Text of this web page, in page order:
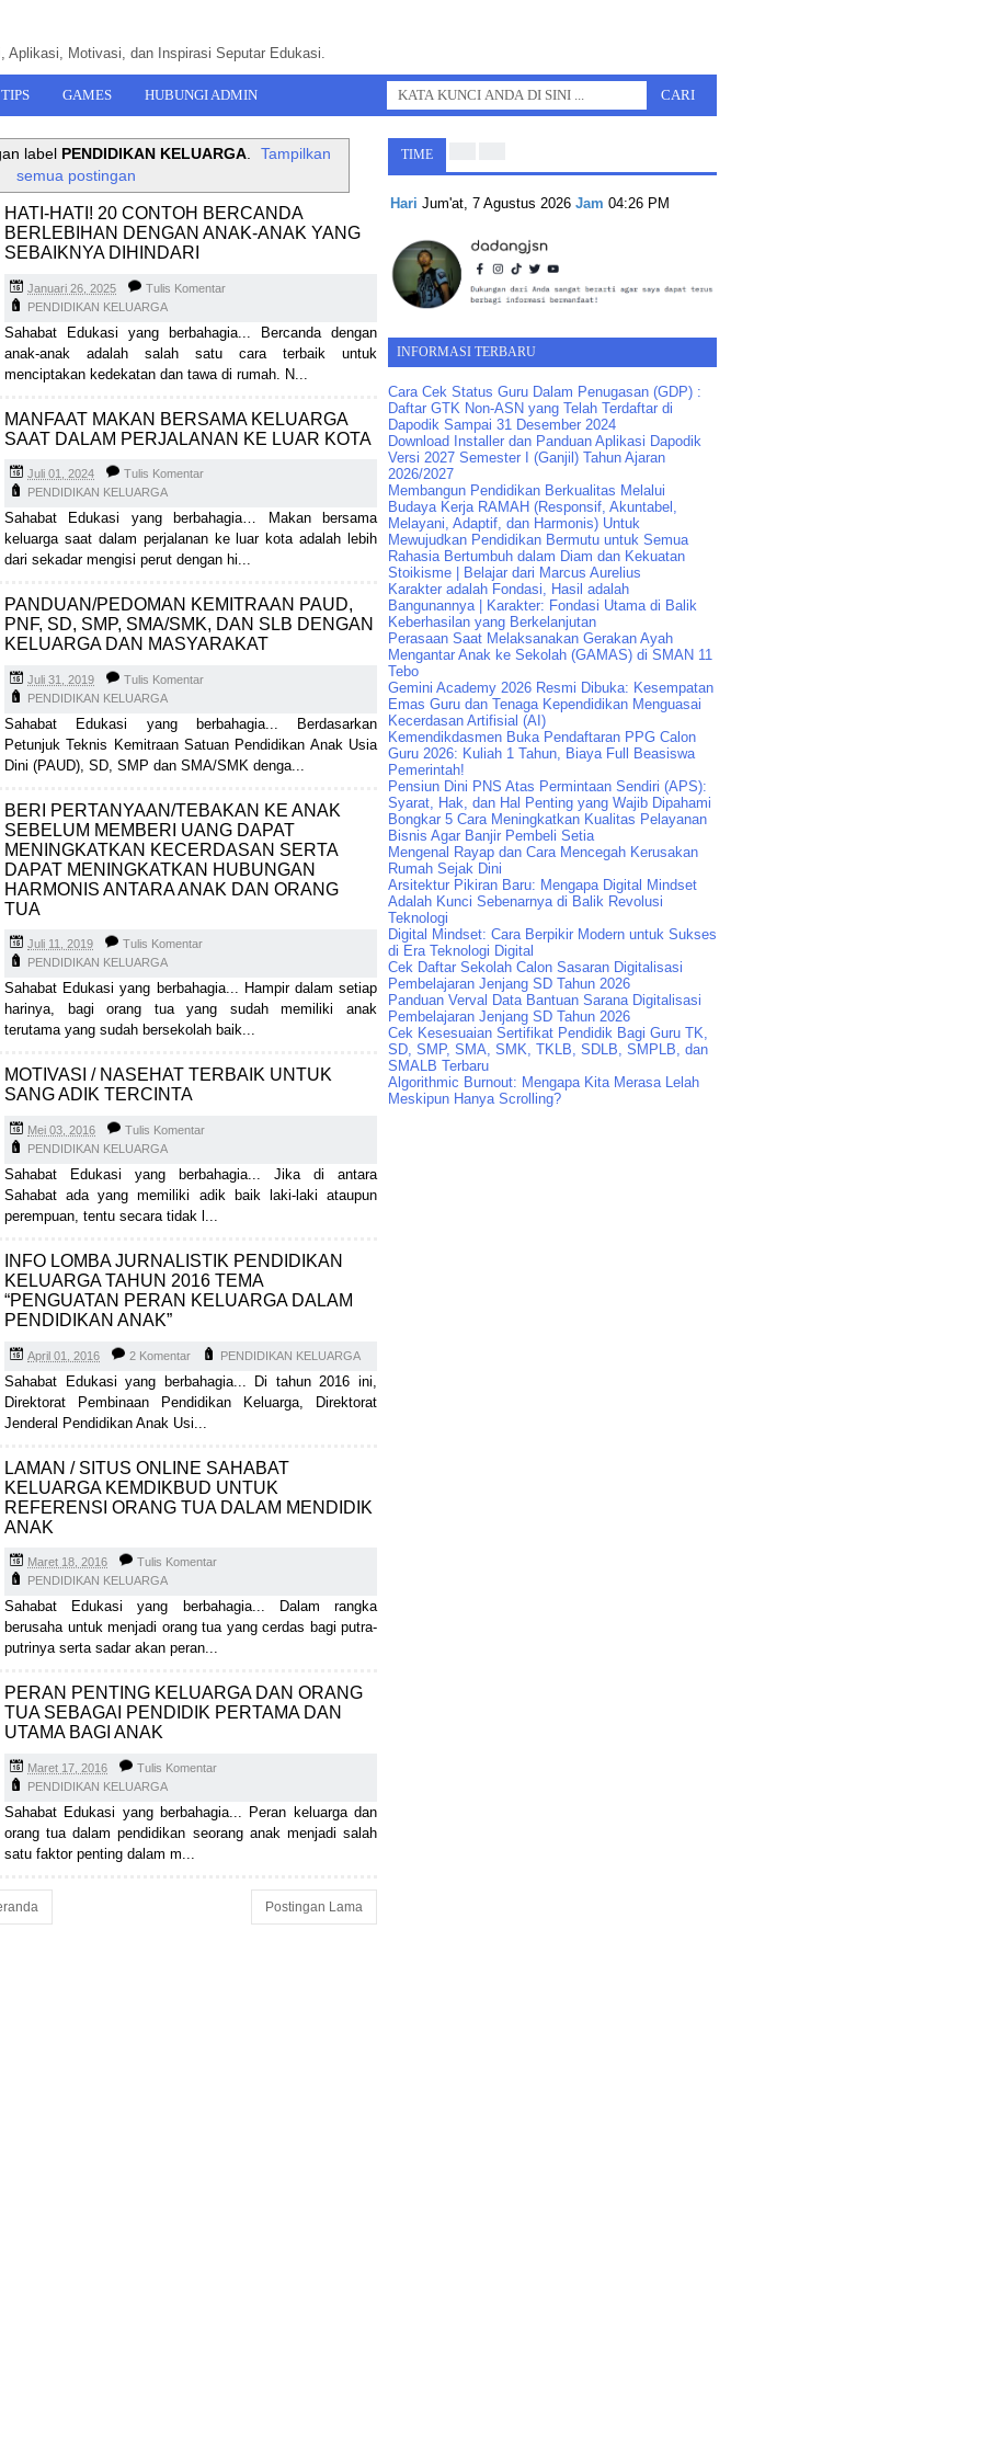
Aplikasi, Motivasi, dan Inspirasi Seputar Edukasi.
TIPS GAMES HUBUNGI ADMIN
label PENDIDIKAN KELUARGA.
Tampilkan
semua postingan
HATI-HATI! 20 CONTOH BERCANDA
BERLEBIHAN DENGAN ANAK-ANAK YANG
SEBAIKNYA DIHINDARI
Januari 26, 2025
Tulis Komentar
PENDIDIKAN KELUARGA
Sahabat Edukasi yang berbahagia... Bercanda dengan
anak-anak adalah salah satu cara terbaik untuk
menciptakan kedekatan dan tawa di rumah. N...
MANFAAT MAKAN BERSAMA KELUARGA
SAAT DALAM PERJALANAN KE LUAR KOTA
Juli 01, 2024
Tulis Komentar
PENDIDIKAN KELUARGA
Sahabat Edukasi yang berbahagia… Makan bersama
keluarga saat dalam perjalanan ke luar kota adalah lebih
dari sekadar mengisi perut dengan hi...
PANDUAN/PEDOMAN KEMITRAAN PAUD,
PNF, SD, SMP, SMA/SMK, DAN SLB DENGAN
KELUARGA DAN MASYARAKAT
Juli 31, 2019
Tulis Komentar
PENDIDIKAN KELUARGA
Sahabat Edukasi yang berbahagia... Berdasarkan
Petunjuk Teknis Kemitraan Satuan Pendidikan Anak Usia
Dini (PAUD), SD, SMP dan SMA/SMK denga...
BERI PERTANYAAN/TEBAKAN KE ANAK
SEBELUM MEMBERI UANG DAPAT
MENINGKATKAN KECERDASAN SERTA
DAPAT MENINGKATKAN HUBUNGAN
HARMONIS ANTARA ANAK DAN ORANG
TUA
Juli 11, 2019
Tulis Komentar
PENDIDIKAN KELUARGA
Sahabat Edukasi yang berbahagia... Hampir dalam setiap
harinya, bagi orang tua yang sudah memiliki anak
terutama yang sudah bersekolah baik...
MOTIVASI / NASEHAT TERBAIK UNTUK
SANG ADIK TERCINTA
Mei 03, 2016
Tulis Komentar
PENDIDIKAN KELUARGA
Sahabat Edukasi yang berbahagia... Jika di antara
Sahabat ada yang memiliki adik baik laki-laki ataupun
perempuan, tentu secara tidak l...
INFO LOMBA JURNALISTIK PENDIDIKAN
KELUARGA TAHUN 2016 TEMA
“PENGUATAN PERAN KELUARGA DALAM
PENDIDIKAN ANAK”
April 01, 2016 2 Komentar PENDIDIKAN KELUARGA
Sahabat Edukasi yang berbahagia... Di tahun 2016 ini,
Direktorat Pembinaan Pendidikan Keluarga, Direktorat
Jenderal Pendidikan Anak Usi...
LAMAN / SITUS ONLINE SAHABAT
KELUARGA KEMDIKBUD UNTUK
REFERENSI ORANG TUA DALAM MENDIDIK
ANAK
Maret 18, 2016
Tulis Komentar
PENDIDIKAN KELUARGA
Sahabat Edukasi yang berbahagia... Dalam rangka
berusaha untuk menjadi orang tua yang cerdas bagi putra-
putrinya serta sadar akan peran...
PERAN PENTING KELUARGA DAN ORANG
TUA SEBAGAI PENDIDIK PERTAMA DAN
UTAMA BAGI ANAK
Maret 17, 2016
Tulis Komentar
PENDIDIKAN KELUARGA
Sahabat Edukasi yang berbahagia... Peran keluarga dan
orang tua dalam pendidikan seorang anak menjadi salah
satu faktor penting dalam m...
Postingan Lama
TIME
Hari Jum'at, 7 Agustus 2026 Jam 04:26 PM
INFORMASI TERBARU
Cara Cek Status Guru Dalam Penugasan (GDP) :
Daftar GTK Non-ASN yang Telah Terdaftar di
Dapodik Sampai 31 Desember 2024
Download Installer dan Panduan Aplikasi Dapodik
Versi 2027 Semester I (Ganjil) Tahun Ajaran
2026/2027
Membangun Pendidikan Berkualitas Melalui
Budaya Kerja RAMAH (Responsif, Akuntabel,
Melayani, Adaptif, dan Harmonis) Untuk
Mewujudkan Pendidikan Bermutu untuk Semua
Rahasia Bertumbuh dalam Diam dan Kekuatan
Stoikisme | Belajar dari Marcus Aurelius
Karakter adalah Fondasi, Hasil adalah
Bangunannya | Karakter: Fondasi Utama di Balik
Keberhasilan yang Berkelanjutan
Perasaan Saat Melaksanakan Gerakan Ayah
Mengantar Anak ke Sekolah (GAMAS) di SMAN 11
Tebo
Gemini Academy 2026 Resmi Dibuka: Kesempatan
Emas Guru dan Tenaga Kependidikan Menguasai
Kecerdasan Artifisial (AI)
Kemendikdasmen Buka Pendaftaran PPG Calon
Guru 2026: Kuliah 1 Tahun, Biaya Full Beasiswa
Pemerintah!
Pensiun Dini PNS Atas Permintaan Sendiri (APS):
Syarat, Hak, dan Hal Penting yang Wajib Dipahami
Bongkar 5 Cara Meningkatkan Kualitas Pelayanan
Bisnis Agar Banjir Pembeli Setia
Mengenal Rayap dan Cara Mencegah Kerusakan
Rumah Sejak Dini
Arsitektur Pikiran Baru: Mengapa Digital Mindset
Adalah Kunci Sebenarnya di Balik Revolusi
Teknologi
Digital Mindset: Cara Berpikir Modern untuk Sukses
di Era Teknologi Digital
Cek Daftar Sekolah Calon Sasaran Digitalisasi
Pembelajaran Jenjang SD Tahun 2026
Panduan Verval Data Bantuan Sarana Digitalisasi
Pembelajaran Jenjang SD Tahun 2026
Cek Kesesuaian Sertifikat Pendidik Bagi Guru TK,
SD, SMP, SMA, SMK, TKLB, SDLB, SMPLB, dan
SMALB Terbaru
Algorithmic Burnout: Mengapa Kita Merasa Lelah
Meskipun Hanya Scrolling?